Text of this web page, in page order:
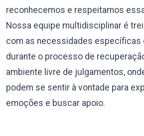
reconhecemos e respeitamos
Nossa equipe multidisciplinar é
com as necessidades específicas
durante o processo de
ambiente livre de julgamentos,
podem se sentir à vontade para
emoções e buscar apoio.